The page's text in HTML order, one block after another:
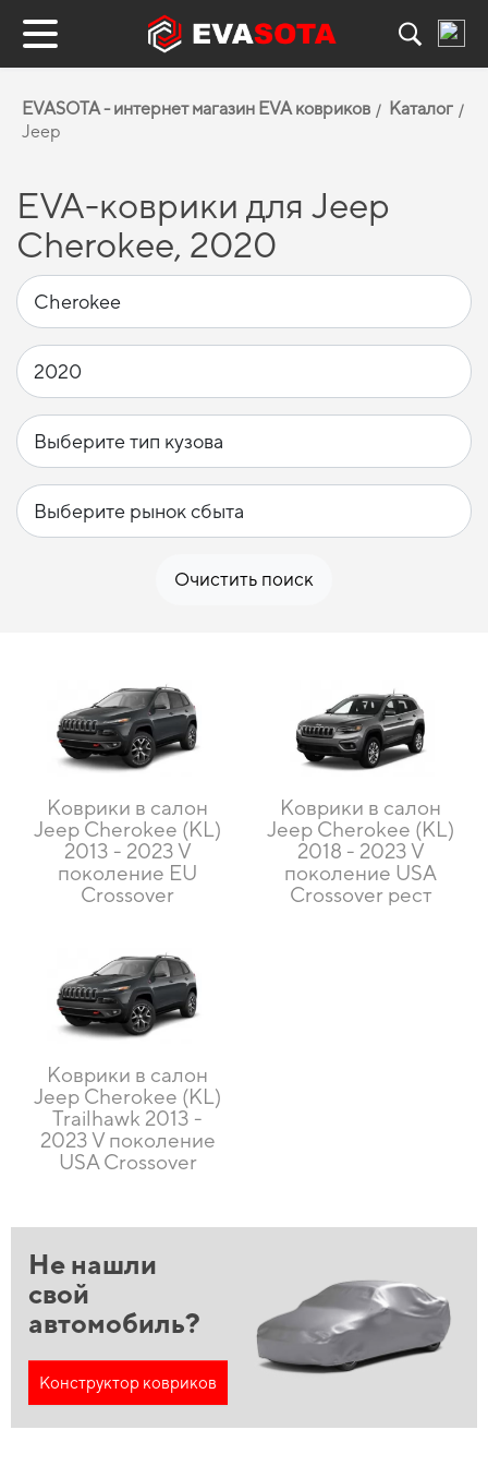
EVASOTA - интернет магазин EVA ковриков
Каталог
Jeep
EVA-коврики для Jeep
Cherokee, 2020
Очистить поиск
Коврики в салон
Jeep Cherokee (KL)
2013 - 2023 V
поколение EU
Crossover
Коврики в салон
Jeep Cherokee (KL)
2018 - 2023 V
поколение USA
Crossover рест
Коврики в салон
Jeep Cherokee (KL)
Trailhawk 2013 -
2023 V поколение
USA Crossover
Не нашли
свой
автомобиль?
Конструктор ковриков